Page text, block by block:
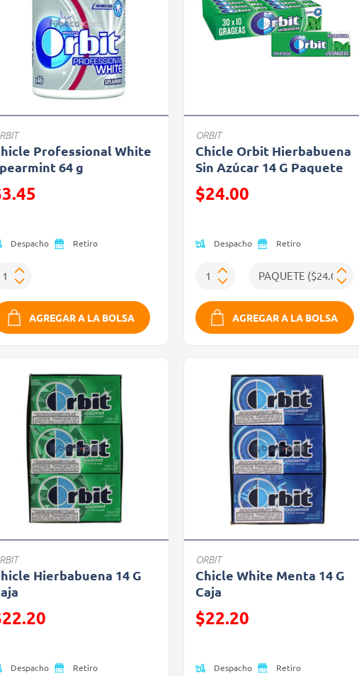
Professional White
64 g
reducido de
Despacho Retiro
AGREGAR A LA BOLSA
ORBIT
Chicle Orbit Hierbabuena
Sin Azúcar 14 G Paquete
Precio reducido de
$24.00
Despacho Retiro
AGREGAR A LA BOLSA
Hierbabuena 14 G
reducido de
Despacho Retiro
ORBIT
Chicle White Menta 14 G
Caja
Precio reducido de
$22.20
Despacho Retiro